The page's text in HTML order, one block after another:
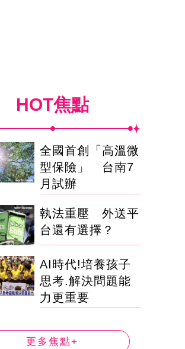
HOT焦點
全國首創「高溫微
型保險」 台南7
月試辦
執法重壓 外送平
台還有選擇？
AI時代!培養孩子
思考.解決問題能
力更重要
更多焦點+